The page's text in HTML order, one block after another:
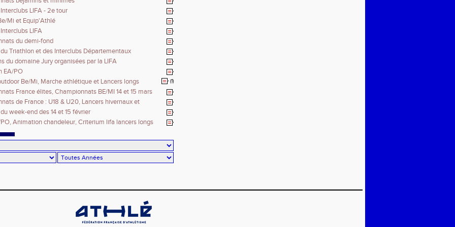
LIFA - 2e tour
Mi et Equip'Athlé
LIFA
du demi-fond
Triathlon et des Interclubs Départementaux
du domaine Jury organisées par la LIFA
EA/PO
Be/Mi, Marche athlétique et Lancers longs (1)
France élites, Championnats BE/MI 14 et 15 mars
de France : U18 & U20, Lancers hivernaux et
week-end des 14 et 15 février
Animation chandeleur, Criterium lifa lancers longs